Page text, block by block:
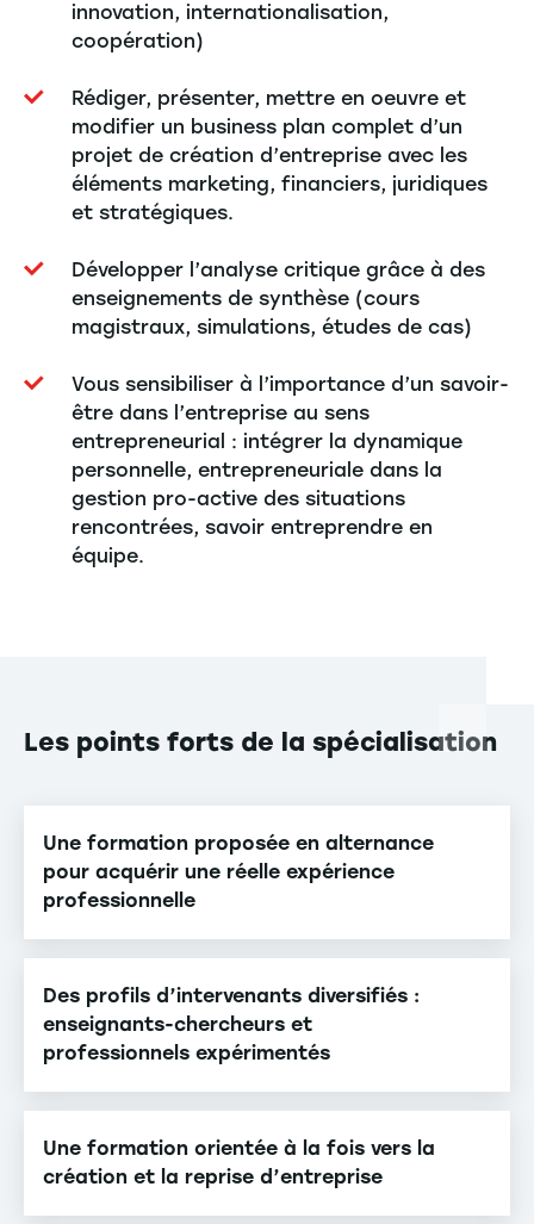
innovation, internationalisation,
coopération)
Rédiger, présenter, mettre en oeuvre et
modifier un business plan complet d’un
projet de création d’entreprise avec les
éléments marketing, financiers, juridiques
et stratégiques.
Développer l’analyse critique grâce à des
enseignements de synthèse (cours
magistraux, simulations, études de cas)
Vous sensibiliser à l’importance d’un savoir-
être dans l’entreprise au sens
entrepreneurial : intégrer la dynamique
personnelle, entrepreneuriale dans la
gestion pro-active des situations
rencontrées, savoir entreprendre en
équipe.
Les points forts de la spécialisation
Une formation proposée en alternance
pour acquérir une réelle expérience
professionnelle
Des profils d’intervenants diversifiés :
enseignants-chercheurs et
professionnels expérimentés
Une formation orientée à la fois vers la
création et la reprise d’entreprise